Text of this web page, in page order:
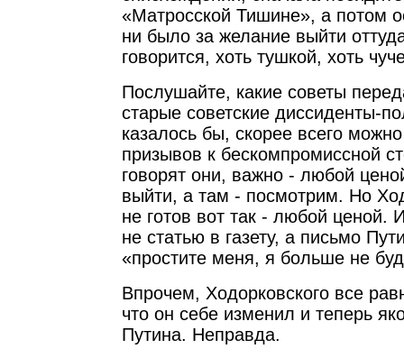
«Матросской Тишине», а потом
ни было за желание выйти
говорится, хоть тушкой, хоть
Послушайте, какие советы
старые советские диссиденты-
казалось бы, скорее всего
призывов к бескомпромиссной
говорят они, важно - любой
выйти, а там - посмотрим. Но
не готов вот так - любой ценой.
не статью в газету, а письмо
«простите меня, я больше не
Впрочем, Ходорковского все
что он себе изменил и теперь
Путина. Неправда.